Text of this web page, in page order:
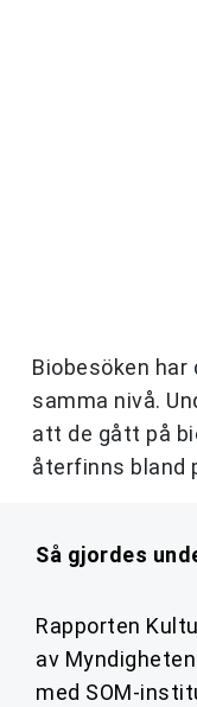
Biobesöken
samma nivå.
att de gått på
återfinns bland
Så gjordes
Rapporten
av
med SOM-